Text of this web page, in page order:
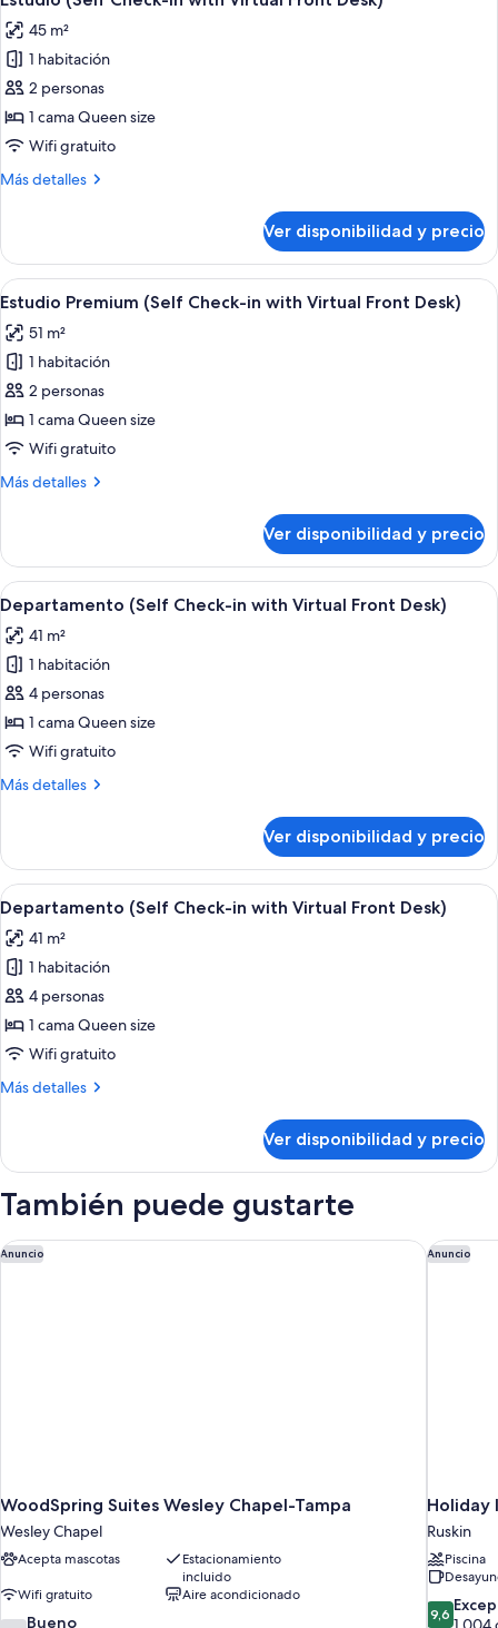
Desk)
with
Virtual
Front
Desk)
todas
las
fotos
de
Estudio
(Self
in
Front
Desk)
45 m²
1 habitación
2 personas
1 cama Queen size
Wifi gratuito
Más detalles
Más
(Self
Check-
in
Virtual
Front
Desk)
Ver disponibilidad y precio
Ver
todas
las
fotos
de
Estudio
Premium
Check-
Virtual
Front
Desk)
Espacio para trabajar con laptop,
6
Estudio Premium (Self Check-in with Virtual Front Desk)
51 m²
1 habitación
2 personas
1 cama Queen size
Wifi gratuito
Más detalles
Más
Premium
(Self
Check-
with
Virtual
Front
Desk)
Ver disponibilidad y precio
Ver
todas
las
fotos
de
Departamento
(Self
in
Front
Desk)
Una habitación de hotel moderna
7
Departamento (Self Check-in with Virtual Front Desk)
41 m²
1 habitación
4 personas
1 cama Queen size
Wifi gratuito
Más detalles
Más
(Self
Check-
in
with
Virtual
Front
Desk)
Ver disponibilidad y precio
Ver
todas
las
fotos
de
Departamento
(Self
in
Front
Desk)
Una habitación de hotel moderna
6
Departamento (Self Check-in with Virtual Front Desk)
41 m²
1 habitación
4 personas
1 cama Queen size
Wifi gratuito
Más detalles
Más
(Self
Virtual
Front
Ver disponibilidad y precio
También puede gustarte
Anuncio
WoodSpring Suites Wesley Chapel-Tampa
Wesley Chapel
Acepta mascotas
Estacionamiento
incluido
Wifi gratuito
Aire acondicionado
7.4 Bueno
WoodSpring Suites Wesley Chapel-Tampa Anuncio
Holiday
Ruskin
Piscina
9.6
de
9,6
Holiday